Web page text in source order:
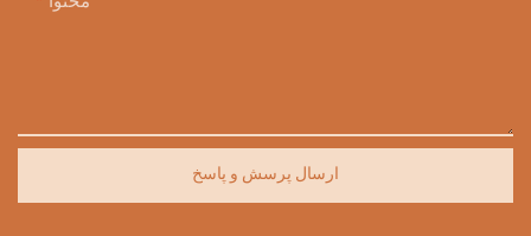
ارسال پرسش و پاسخ